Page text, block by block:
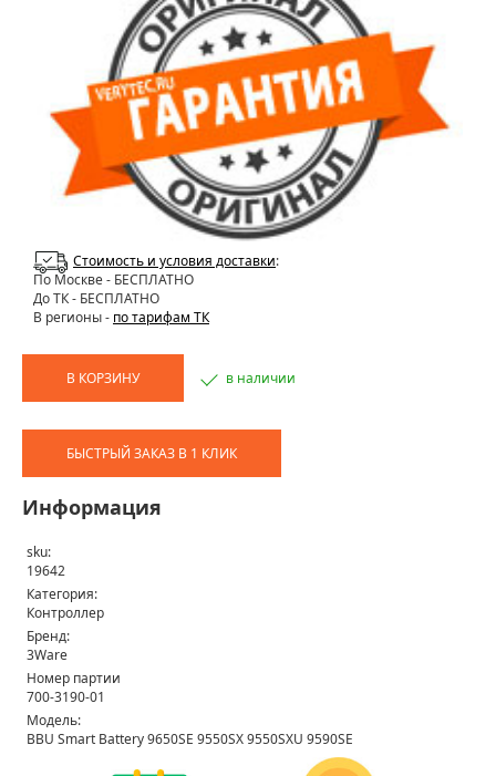
Стоимость и условия доставки:
По Москве- БЕСПЛАТНО
До ТК - БЕСПЛАТНО
В регионы - по тарифам ТК
В КОРЗИНУ в наличии
БЫСТРЫЙ ЗАКАЗ В 1 КЛИК
Информация
sku:
19642
Категория:
Контроллер
Бренд:
3Ware
Номер партии
700-3190-01
Модель:
BBU Smart Battery 9650SE 9550SX 9550SXU 9590SE